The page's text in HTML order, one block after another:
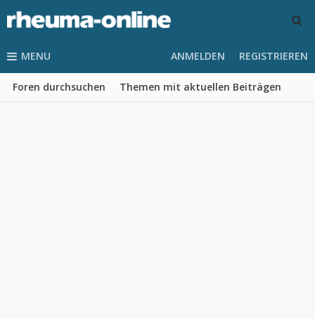
MENU
Foren durchsuchen Themen mit aktuellen Beiträgen
ANMELDEN REGISTRIEREN